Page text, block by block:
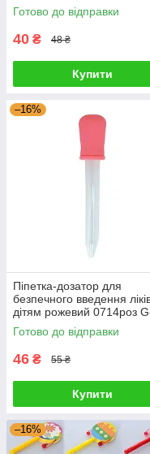
Готово до відправки
40 ₴ 48 ₴
Купити
–16%
Піпетка-дозатор для
безпечного введення
дітям рожевий 0714роз
Rich
Готово до відправки
46 ₴ 55 ₴
Купити
–16%